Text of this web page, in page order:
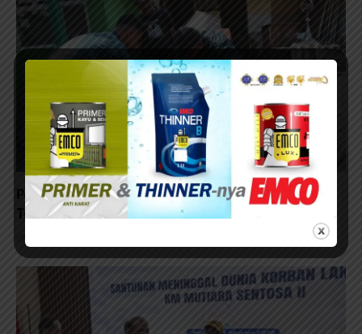
Pembangunan RTLH TMMD ke-129 di Lumajang
Terus Berlanjut